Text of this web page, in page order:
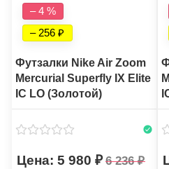
– 4 %
– 256
Футзалки Nike Air Zoom
Mercurial Superfly IX Elite
IC LO (Золотой)
5 980 6 236